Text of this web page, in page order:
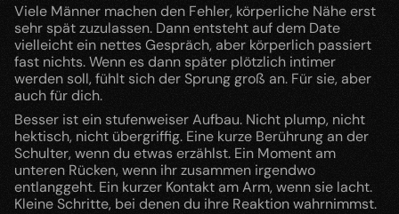
Viele Männer machen den Fehler, körperliche Nähe erst
sehr spät zuzulassen. Dann entsteht auf dem Date
vielleicht ein nettes Gespräch, aber körperlich passiert
fast nichts. Wenn es dann später plötzlich intimer
werden soll, fühlt sich der Sprung groß an. Für sie, aber
auch für dich.
Besser ist ein stufenweiser Aufbau. Nicht plump, nicht
hektisch, nicht übergriffig. Eine kurze Berührung an der
Schulter, wenn du etwas erzählst. Ein Moment am
unteren Rücken, wenn ihr zusammen irgendwo
entlanggeht. Ein kurzer Kontakt am Arm, wenn sie lacht.
Kleine Schritte, bei denen du ihre Reaktion wahrnimmst.